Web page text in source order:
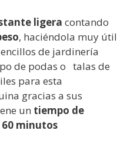
ligera contando
, haciéndola muy útil
de jardinería
de podas o talas de
para esta
gracias a sus
un tiempo de
minutos